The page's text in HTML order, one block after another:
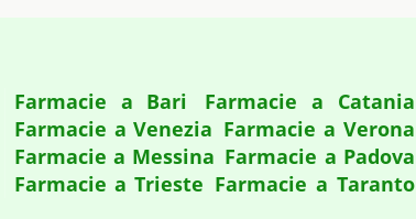
Farmacie a Bari
Farmacie a Catania
Farmacie a Venezia Farmacie a Verona
Farmacie a Messina Farmacie a Padova
Farmacie a Trieste Farmacie a Taranto